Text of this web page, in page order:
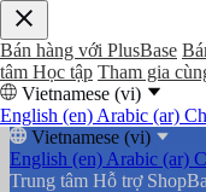
Bán hàng với PlusBase
tâm Học tập Tham gia
Vietnamese (vi)
English (en) Arabic (ar)
Vietnamese (vi)
English (en) Arabic (ar)
Trung tâm Hỗ trợ